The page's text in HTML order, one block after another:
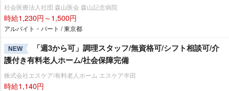
社会医療法人社団 森山医会 森山記念病院
時給1,230円～1,500円
アルバイト・パート / 東京都
NEW
「週3から可」調理スタッフ/無資格可/シフト相談可/介
護付き有料老人ホーム/社会保障完備
株式会社エスケア/有料老人ホーム エスケア半田
時給1,140円